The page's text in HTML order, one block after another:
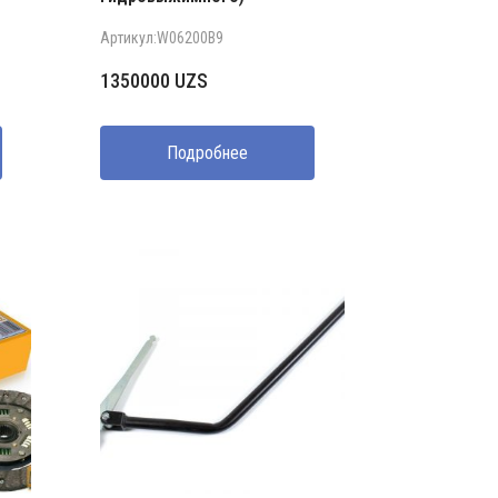
Артикул:W06200B9
1350000 UZS
Подробнее